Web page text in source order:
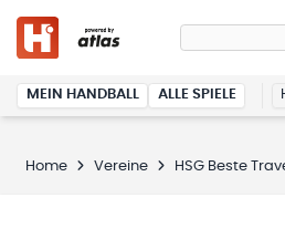
MEIN HANDBALL ALLE SPIELE
Home Vereine HSG Beste